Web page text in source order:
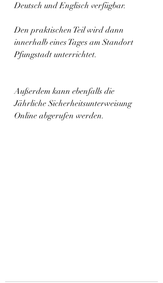
Deutsch und Englisch verfügbar.
Den praktischen Teil wird dann
innerhalb eines Tages am Standort
Pfungstadt unterrichtet.
Außerdem kann ebenfalls die
Jährliche Sicherheitsunterweisung
Online abgerufen werden.